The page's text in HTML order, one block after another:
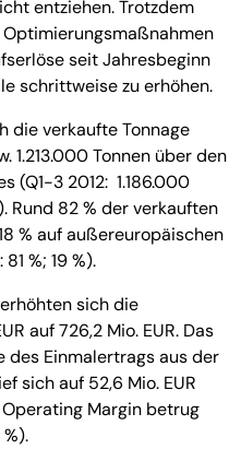
entziehen. Trotzdem
seit Jahresbeginn
schrittweise zu erhöhen.
die verkaufte Tonnage
1.213.000 Tonnen über den
(Q1-3 2012: 1.186.000
Rund 82 % der verkauften
% auf außereuropäischen
%; 19 %).
sich die
auf 726,2 Mio. EUR. Das
des Einmalertrags aus der
sich auf 52,6 Mio. EUR
Operating Margin betrug